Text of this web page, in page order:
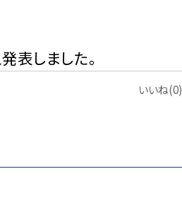
表しました。
いいね(0)